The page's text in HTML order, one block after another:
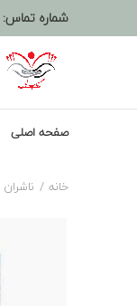
شماره تماس:
صفحه اصلی
خانه ناشران